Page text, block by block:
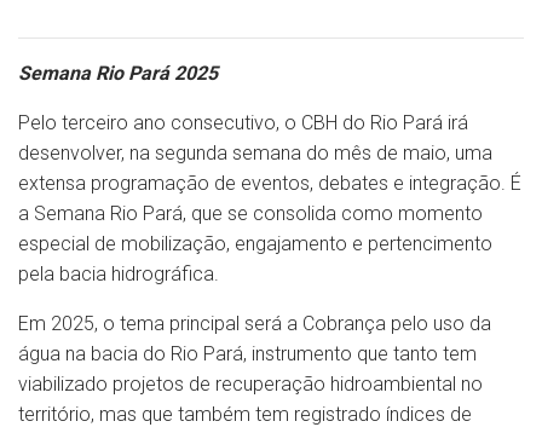
Semana Rio Pará 2025
Pelo terceiro ano consecutivo, o CBH do Rio Pará irá
desenvolver, na segunda semana do mês de maio, uma
extensa programação de eventos, debates e integração. É
a Semana Rio Pará, que se consolida como momento
especial de mobilização, engajamento e pertencimento
pela bacia hidrográfica.
Em 2025, o tema principal será a Cobrança pelo uso da
água na bacia do Rio Pará, instrumento que tanto tem
viabilizado projetos de recuperação hidroambiental no
território, mas que também tem registrado índices de